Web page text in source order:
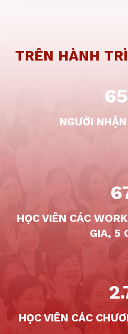
TRÊN HÀNH
NGƯỜI
HỌC VIÊN CÁC
GIA, 5
HỌC VIÊN CÁC